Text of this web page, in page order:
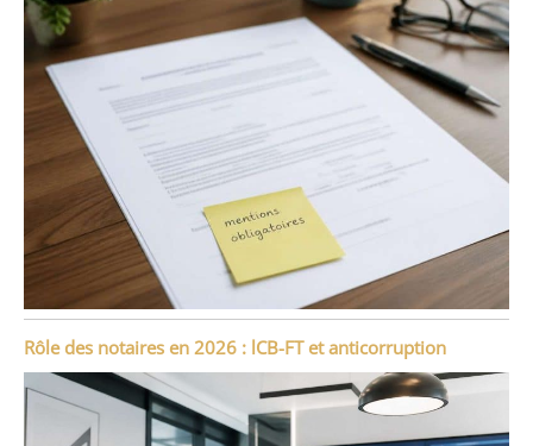
Rôle des notaires en 2026 : lCB-FT et anticorruption